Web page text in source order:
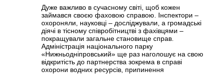
Дуже важливо в сучасному світі, щоб кожен
займався своєю фаховою справою. Інспектори –
охороняли, науковці – досліджували, а громадські
діячі в тісному співробітництві з фахівцями –
покращували загальне становище справ.
Адміністрація національного парку
«Нижньодніпровський» ще раз наголошує на свою
відкритість до партнерства зокрема в справі
охорони водних ресурсів, припинення